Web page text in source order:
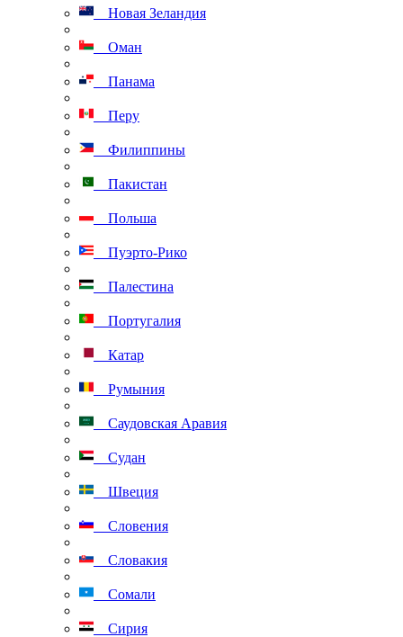
Новая Зеландия
Оман
Панама
Перу
Филиппины
Пакистан
Польша
Пуэрто-Рико
Палестина
Португалия
Катар
Румыния
Саудовская Аравия
Судан
Швеция
Словения
Словакия
Сомали
Сирия